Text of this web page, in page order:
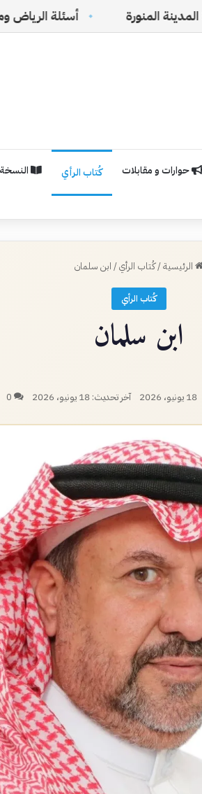
أسئلة الرياض ومستقبل
حوارات و مقابلات كُتاب الرأي النسخة
الرئيسية/كُتاب الرأي/ ابن سلمان
كُتاب الرأي
ابن سلمان
18 يونيو، 2026 آخر تحديث: 18 يونيو، 2026 0